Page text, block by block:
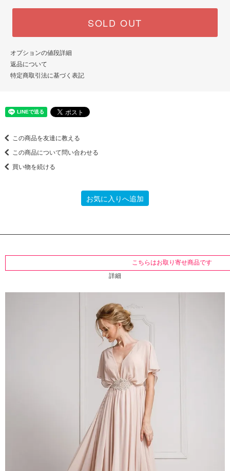
SOLD OUT
オプションの値段詳細
返品について
特定商取引法に基づく表記
この商品を友達に教える
この商品について問い合わせる
買い物を続ける
お気に入りへ追加
こちらはお取り寄せ商品です
詳細